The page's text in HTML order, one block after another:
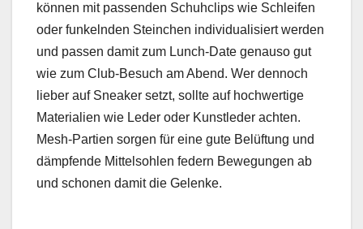
kön­nen mit passenden Schuh­clips wie Schleifen
oder funkel­nden Steinchen indi­vid­u­al­isiert wer­den
und passen damit zum Lunch-Date genau­so gut
wie zum Club-Besuch am Abend. Wer den­noch
lieber auf Sneak­er set­zt, sollte auf hochw­er­tige
Mate­ri­alien wie Led­er oder Kun­stled­er acht­en.
Mesh-Par­tien sor­gen für eine gute Belüf­tung und
dämpfende Mit­tel­sohlen fed­ern Bewe­gun­gen ab
und scho­nen damit die Gelenke.